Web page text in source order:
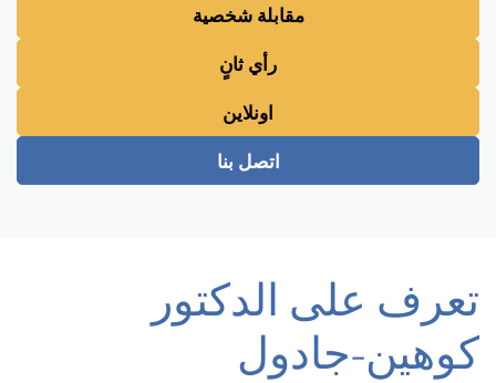
مقابلة شخصية
رأي ثانٍ
اونلاين
اتصل بنا
تعرف على الدكتور
كوهين-جادول